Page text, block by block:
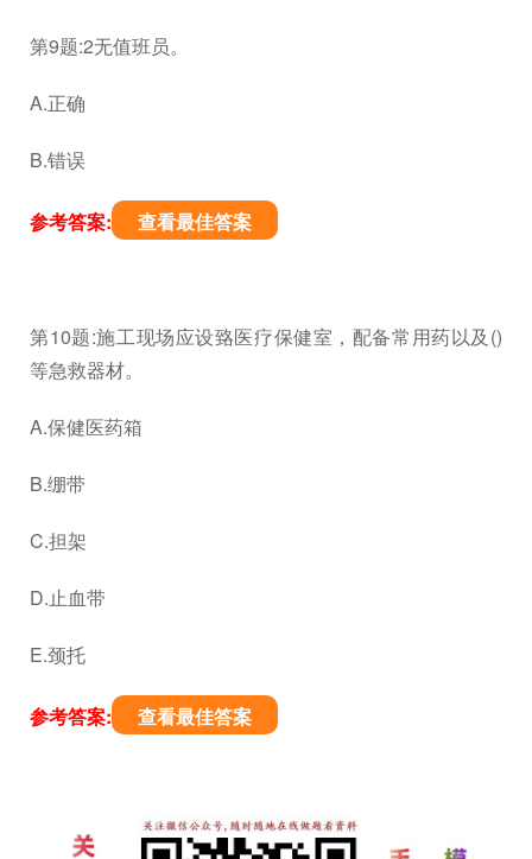
第9题:2无值班员。
A.正确
B.错误
参考答案: 查看最佳答案
第10题:施工现场应设臵医疗保健室，配备常用药以及()
等急救器材。
A.保健医药箱
B.绷带
C.担架
D.止血带
E.颈托
参考答案: 查看最佳答案